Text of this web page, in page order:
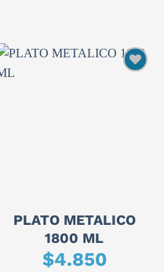
PLATO METALICO
1800 ML
$4.850